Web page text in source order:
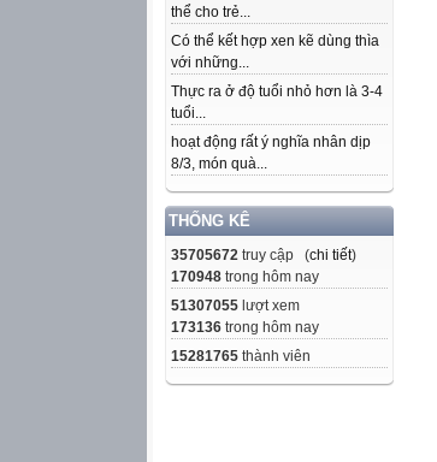
thể cho trẻ...
Có thể kết hợp xen kẽ dùng thìa
với những...
Thực ra ở độ tuổi nhỏ hơn là 3-4
tuổi...
hoạt động rất ý nghĩa nhân dịp
8/3, món quà...
THỐNG KÊ
35705672 truy cập (chi tiết)
170948 trong hôm nay
51307055 lượt xem
173136 trong hôm nay
15281765 thành viên